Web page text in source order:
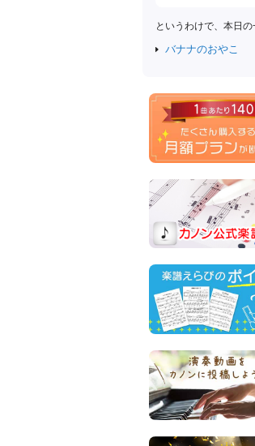
というわけで、本日の
バナナのおやこ